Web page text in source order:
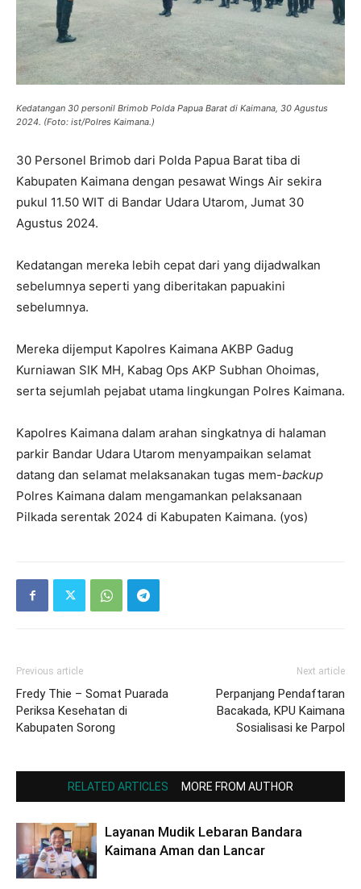
Kedatangan 30 personil Brimob Polda Papua Barat di Kaimana, 30 Agustus
2024. (Foto: ist/Polres Kaimana.)
30 Personel Brimob dari Polda Papua Barat tiba di
Kabupaten Kaimana dengan pesawat Wings Air sekira
pukul 11.50 WIT di Bandar Udara Utarom, Jumat 30
Agustus 2024.
Kedatangan mereka lebih cepat dari yang dijadwalkan
sebelumnya seperti yang diberitakan papuakini
sebelumnya.
Mereka dijemput Kapolres Kaimana AKBP Gadug
Kurniawan SIK MH, Kabag Ops AKP Subhan Ohoimas,
serta sejumlah pejabat utama lingkungan Polres Kaimana.
Kapolres Kaimana dalam arahan singkatnya di halaman
parkir Bandar Udara Utarom menyampaikan selamat
datang dan selamat melaksanakan tugas mem-backup
Polres Kaimana dalam mengamankan pelaksanaan
Pilkada serentak 2024 di Kabupaten Kaimana. (yos)
Previous article
Fredy Thie – Somat Puarada
Periksa Kesehatan di
Kabupaten Sorong
Next article
Perpanjang Pendaftaran
Bacakada, KPU Kaimana
Sosialisasi ke Parpol
RELATED ARTICLES MORE FROM AUTHOR
Layanan Mudik Lebaran Bandara
Kaimana Aman dan Lancar